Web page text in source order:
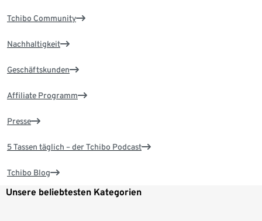
Tchibo Community
Nachhaltigkeit
Geschäftskunden
Affiliate Programm
Presse
5 Tassen täglich – der Tchibo Podcast
Tchibo Blog
Unsere beliebtesten Kategorien